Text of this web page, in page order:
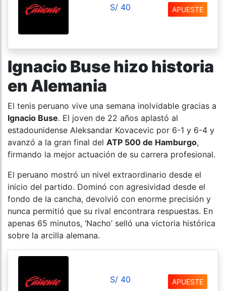
S/ 40 APUESTE
Ignacio Buse hizo historia
en Alemania
El tenis peruano vive una semana inolvidable gracias a
Ignacio Buse. El joven de 22 años aplastó al
estadounidense Aleksandar Kovacevic por 6-1 y 6-4 y
avanzó a la gran final del ATP 500 de Hamburgo,
firmando la mejor actuación de su carrera profesional.
El peruano mostró un nivel extraordinario desde el
inicio del partido. Dominó con agresividad desde el
fondo de la cancha, devolvió con enorme precisión y
nunca permitió que su rival encontrara respuestas. En
apenas 65 minutos, ‘Nacho’ selló una victoria histórica
sobre la arcilla alemana.
S/ 40 APUESTE